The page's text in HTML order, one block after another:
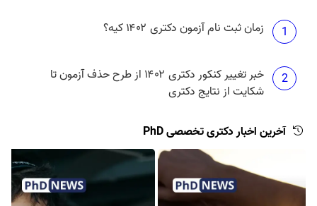
1 زمان ثبت نام آزمون دکتری ۱۴۰۲ کیه؟
2
خبر تغییر کنکور دکتری ۱۴۰۲ از طرح حذف آزمون تا
شکایت از نتایج دکتری
آخرین اخبار دکتری تخصصی PhD